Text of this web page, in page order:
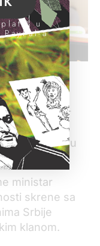
ministar
jer
u njegovu
ministar
skrene sa
Srbije
klanom.
u
a